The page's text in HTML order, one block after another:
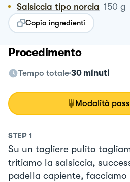
Salsiccia tipo norcia 150 g
Copia ingredienti
Procedimento
Tempo totale 30 minuti
Modalità
STEP 1
Su un tagliere pulito
tritiamo la salsiccia,
padella capiente,